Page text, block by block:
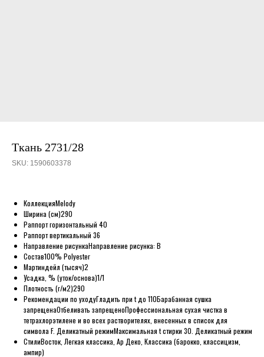
Ткань 2731/28
SKU: 1590603378
КоллекцияMelody
Ширина (см)290
Раппорт горизонтальный 40
Раппорт вертикальный 36
Направление рисункаНаправление рисунка: B
Состав100% Polyester
Мартиндейл (тысяч)2
Усадка, % (уток/основа)1/1
Плотность (г/м2)290
Рекомендации по уходуГладить при t до 110Барабанная сушка
запрещенаОтбеливать запрещеноПрофессиональная сухая чистка в
тетрахлорэтилене и во всех растворителях, внесенных в список для
символа F. Деликатный режимМаксимальная t стирки 30. Деликатный режим
СтилиВосток, Легкая классика, Ар Деко, Классика (барокко, классицизм,
ампир)